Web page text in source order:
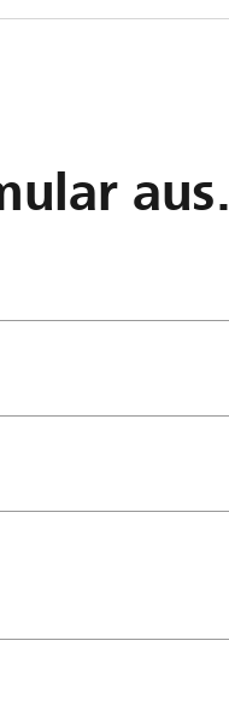
aus.